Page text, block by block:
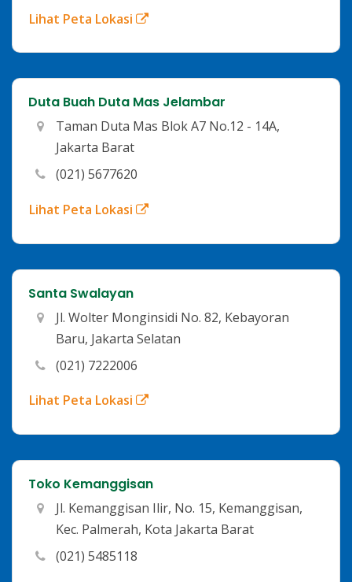
Lihat Peta Lokasi
Duta Buah Duta Mas Jelambar
Taman Duta Mas Blok A7 No.12 - 14A,
Jakarta Barat
(021) 5677620
Lihat Peta Lokasi
Santa Swalayan
Jl. Wolter Monginsidi No. 82, Kebayoran
Baru, Jakarta Selatan
(021) 7222006
Lihat Peta Lokasi
Toko Kemanggisan
Jl. Kemanggisan Ilir, No. 15, Kemanggisan,
Kec. Palmerah, Kota Jakarta Barat
(021) 5485118